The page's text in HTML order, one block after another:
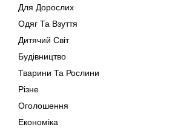
Для Дорослих
Одяг Та Взуття
Дитячий Світ
Будівництво
Тварини Та Рослини
Різне
Оголошення
Економіка